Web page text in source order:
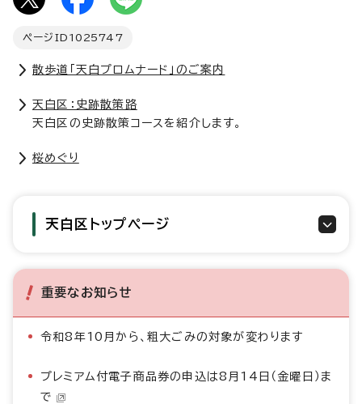
ページID 1025747
散歩道「天白プロムナード」のご案内
天白区：史跡散策路
天白区の史跡散策コースを紹介します。
桜めぐり
天白区トップページ
重要なお知らせ
令和8年10月から、粗大ごみの対象が変わります
プレミアム付電子商品券の申込は8月14日（金曜日）ま
で